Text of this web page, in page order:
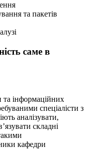
та пакетів
саме в
інформаційних
спеціалісти з
аналізувати,
складні
кафедри